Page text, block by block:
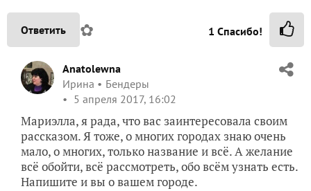
Ответить ✿ 1 Спасибо!
Anatolewna
Ирина
Бендеры
5 апреля 2017, 16:02
Мариэлла, я рада, что вас заинтересовала своим
рассказом. Я тоже, о многих городах знаю очень
мало, о многих, только название и всё. А желание
всё обойти, всё рассмотреть, обо всём узнать есть.
Напишите и вы о вашем городе.